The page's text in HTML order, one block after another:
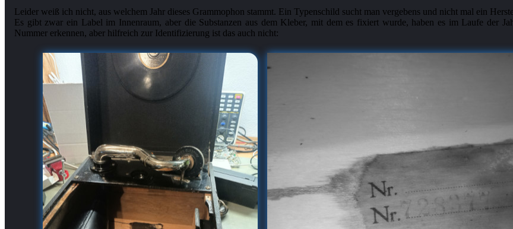
Leider weiß ich nicht, aus welchem Jahr dieses Grammophon stammt. Ein Typenschild sucht man vergebens und nicht mal ein
Es gibt zwar ein Label im Innenraum, aber die Substanzen aus dem Kleber, mit dem es fixiert wurde, haben es im Laufe der